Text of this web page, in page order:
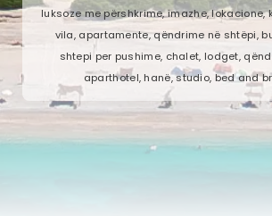
luksoze me përshkrime, imazhe, lokacione,
vila, apartamente, qëndrime në shtëpi,
shtepi per pushime, chalet, lodget,
aparthotel, hanë, studio, bed and